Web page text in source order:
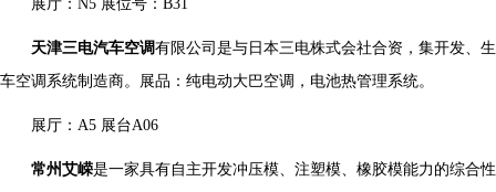
展厅：N5 展位号：B31
天津三电汽车空调有限公司是与日本三电株式会社合资，集开发、
车空调系统制造商。展品：纯电动大巴空调，电池热管理系统。
展厅：A5 展台A06
常州艾嵘是一家具有自主开发冲压模、注塑模、橡胶模能力的综合